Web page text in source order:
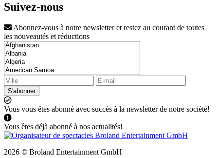
Suivez-nous
Abonnez-vous à notre newsletter et restez au courant de toutes
les nouveautés et réductions
S'abonner
Vous vous êtes abonné avec succès à la newsletter de notre société!
Vous êtes déjà abonné à nos actualités!
2026 © Broland Entertainment GmbH